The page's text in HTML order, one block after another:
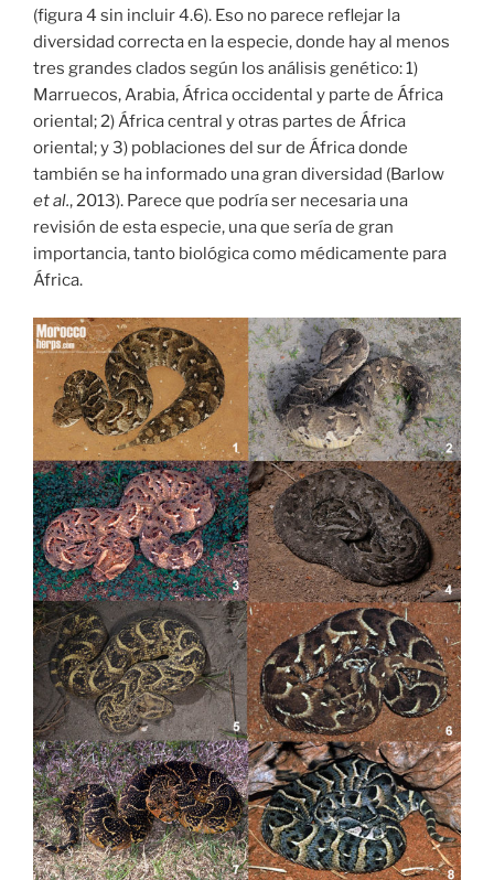
(figura 4 sin incluir 4.6). Eso no parece reflejar la
diversidad correcta en la especie, donde hay al menos
tres grandes clados según los análisis genético: 1)
Marruecos, Arabia, África occidental y parte de África
oriental; 2) África central y otras partes de África
oriental; y 3) poblaciones del sur de África donde
también se ha informado una gran diversidad (Barlow
et al., 2013). Parece que podría ser necesaria una
revisión de esta especie, una que sería de gran
importancia, tanto biológica como médicamente para
África.